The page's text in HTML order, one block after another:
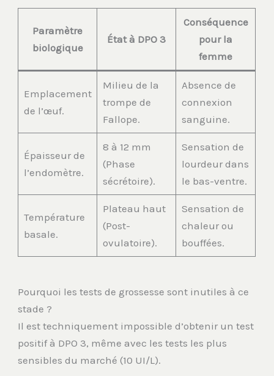
Paramètre
biologique
État à DPO 3
Conséquence
pour la
femme
Emplacement
de l’œuf.
Milieu de la
trompe de
Fallope.
Absence de
connexion
sanguine.
Épaisseur de
l’endomètre.
8 à 12 mm
(Phase
sécrétoire).
Sensation de
lourdeur dans
le bas-ventre.
Température
basale.
Plateau haut
(Post-
ovulatoire).
Sensation de
chaleur ou
bouffées.
Pourquoi les tests de grossesse sont inutiles à ce
stade ?
Il est techniquement impossible d’obtenir un test
positif à DPO 3, même avec les tests les plus
sensibles du marché (10 UI/L).